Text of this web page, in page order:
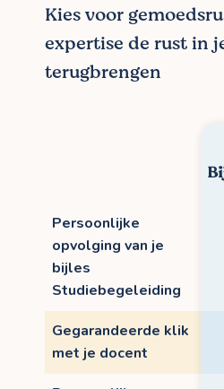
Kies voor
expertise de rust in
terugbrengen
Persoonlijke
opvolging van je
bijles
Studiebegeleiding
Gegarandeerde klik
met je docent